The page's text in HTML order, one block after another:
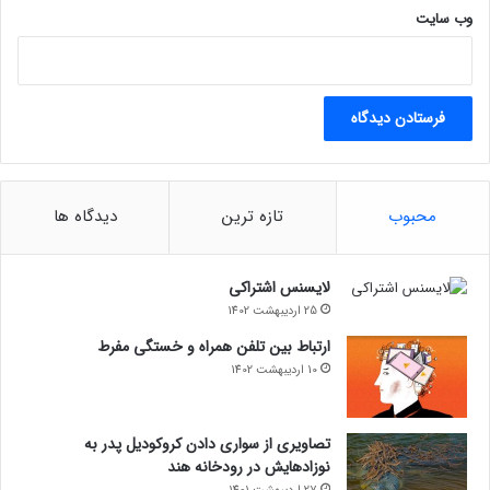
مدت‌زمان گرفتگی خورشید نیز می‌تواند در واکنش خفاش‌ها مؤثر
باشد. هرچه خورشیدگرفتگی طولانی‌تر باشد، احتمال این که خفاش‌ها
وب‌ سایت
محبوب تازه ترین دیدگاه ها
لایسنس اشتراکی
25 اردیبهشت 1402
ارتباط بین تلفن همراه و خستگی مفرط
10 اردیبهشت 1402
تصاویری از سواری دادن کروکودیل پدر به
نوزادهایش در رودخانه هند